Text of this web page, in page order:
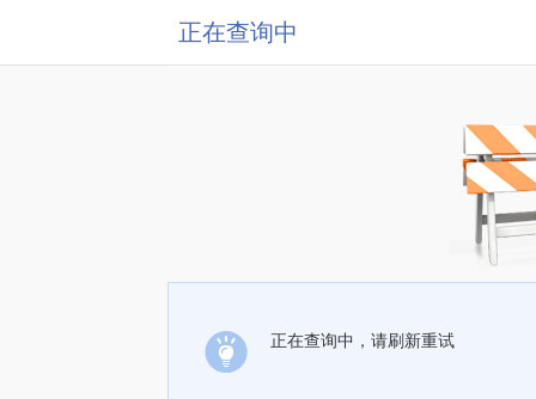
正在查询中
正在查询中，请刷新重试